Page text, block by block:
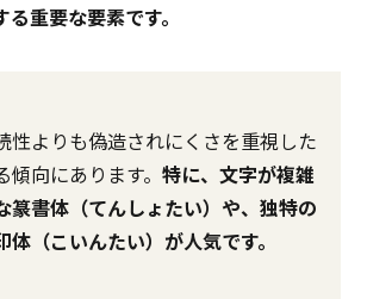
重要な要素です。
性よりも偽造されにくさを重視した
傾向にあります。特に、文字が複雑
篆書体（てんしょたい）や、独特の
体（こいんたい）が人気です。